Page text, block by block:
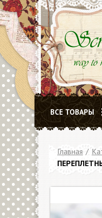
ВСЕ ТОВАРЫ
Главная /